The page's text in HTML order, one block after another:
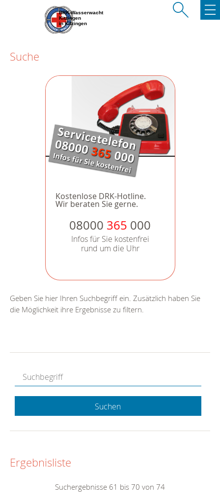
BRK-Wasserwacht
Kitzingen
in Kitzingen
Suche
Kostenlose DRK-Hotline.
Wir beraten Sie gerne.
08000 365 000
Infos für Sie kostenfrei
rund um die Uhr
Geben Sie hier Ihren Suchbegriff ein. Zusätzlich haben Sie
die Möglichkeit ihre Ergebnisse zu filtern.
Suchen
Ergebnisliste
Suchergebnisse 61 bis 70 von 74